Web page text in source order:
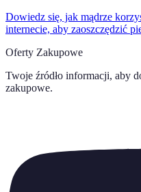
Dowiedz się, jak mądrze
internecie, aby zaoszczędzić
Oferty Zakupowe
Twoje źródło informacji, aby
zakupowe.